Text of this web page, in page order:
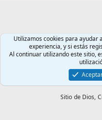
Utilizamos cookies para ayudar
experiencia, y si estás
Al continuar utilizando este sitio,
Sitio de Dios,